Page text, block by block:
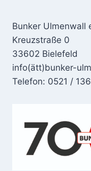
Bunker Ulmenwall
Kreuzstraße 0
33602 Bielefeld
info(ätt)bunker-
Telefon: 0521 /